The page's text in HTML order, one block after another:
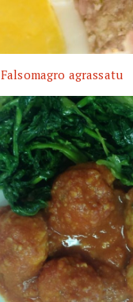
Falsomagro agrassatu